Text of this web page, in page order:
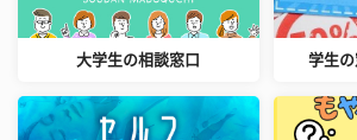
大学生の相談窓口 学生